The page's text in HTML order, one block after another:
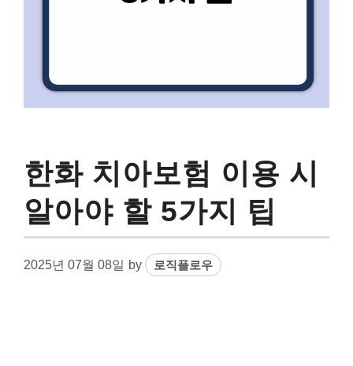
한화 치아보험 이용 시
알아야 할 5가지 팁
2025년 07월 08일 by 로직플로우